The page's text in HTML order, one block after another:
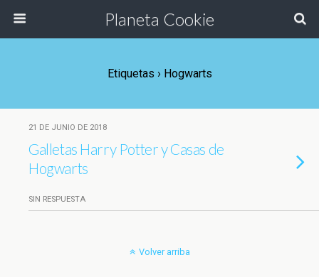
Planeta Cookie
Etiquetas › Hogwarts
21 DE JUNIO DE 2018
Galletas Harry Potter y Casas de
Hogwarts
SIN RESPUESTA
Volver arriba